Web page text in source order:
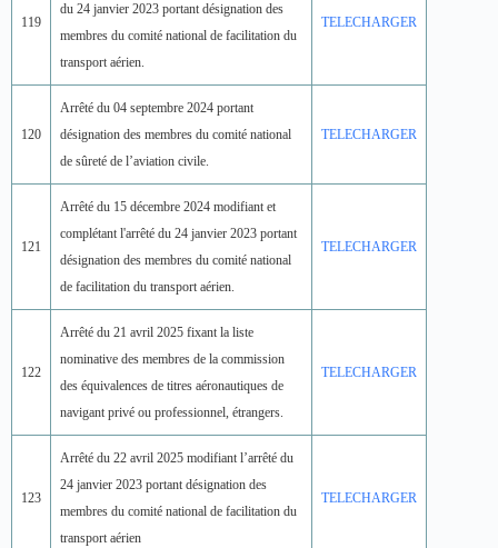
119
du 24 janvier 2023 portant désignation des
membres du comité national de facilitation du
transport aérien.
TELECHARGER
120
Arrêté du 04 septembre 2024 portant
désignation des membres du comité national
de sûreté de l’aviation civile.
TELECHARGER
121
Arrêté du 15 décembre 2024 modifiant et
complétant l'arrêté du 24 janvier 2023 portant
désignation des membres du comité national
de facilitation du transport aérien.
TELECHARGER
122
Arrêté du 21 avril 2025 fixant la liste
nominative des membres de la commission
des équivalences de titres aéronautiques de
navigant privé ou professionnel, étrangers.
TELECHARGER
123
Arrêté du 22 avril 2025 modifiant l’arrêté du
24 janvier 2023 portant désignation des
membres du comité national de facilitation du
transport aérien
TELECHARGER